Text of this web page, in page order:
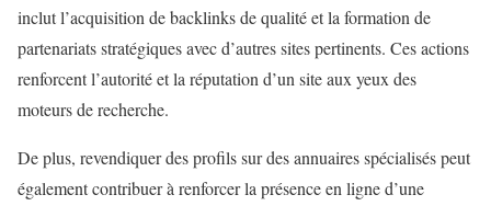
inclut l’acquisition de backlinks de qualité et la formation de
partenariats stratégiques avec d’autres sites pertinents. Ces actions
renforcent l’autorité et la réputation d’un site aux yeux des
moteurs de recherche.
De plus, revendiquer des profils sur des annuaires spécialisés peut
également contribuer à renforcer la présence en ligne d’une